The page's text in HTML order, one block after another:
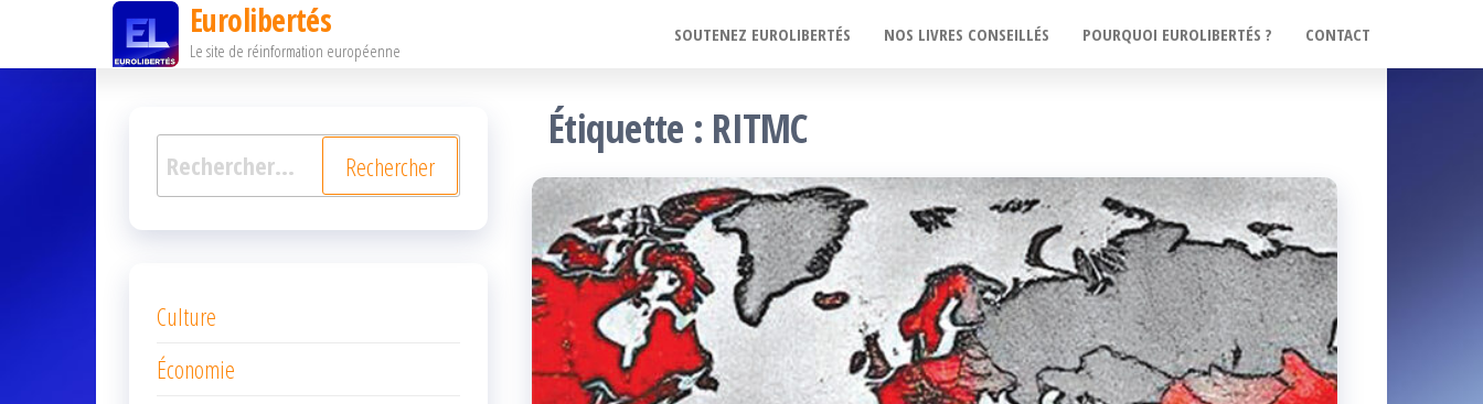
ce
Eurolibertés
Le site de réinformation européenne
SOUTENEZ EUROLIBERTÉS NOS LIVRES CONSEILLÉS POURQUOI EUROLIBERTÉS ? CONTACT
Étiquette : RITMC
Rechercher :
Culture
Économie